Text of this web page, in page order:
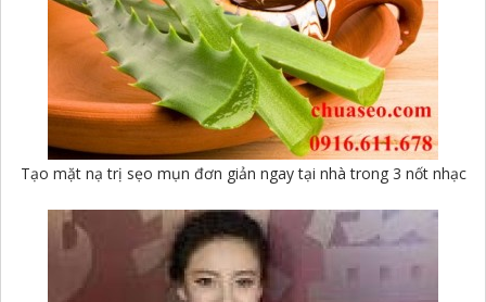
Tạo mặt nạ trị sẹo mụn đơn giản ngay tại nhà trong 3 nốt nhạc